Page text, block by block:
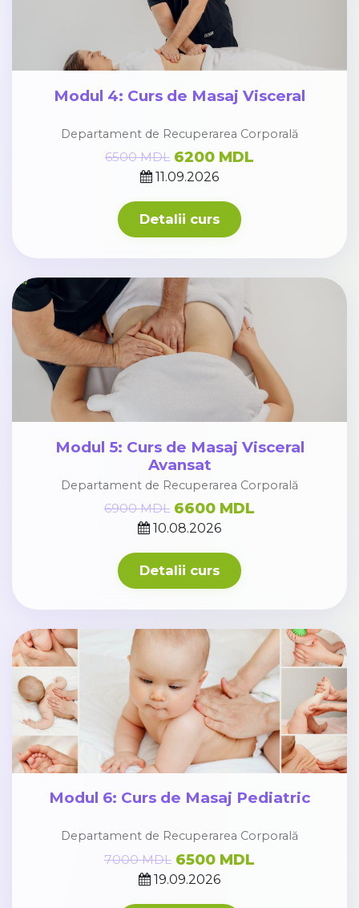
Modul 4: Curs de Masaj Visceral
Departament de Recuperarea Corporală
11.09.2026
6500 MDL 6200 MDL
Detalii curs
Modul 5: Curs de Masaj Visceral
Avansat
Departament de Recuperarea Corporală
10.08.2026
6900 MDL 6600 MDL
Detalii curs
Modul 6: Curs de Masaj Pediatric
Departament de Recuperarea Corporală
19.09.2026
7000 MDL 6500 MDL